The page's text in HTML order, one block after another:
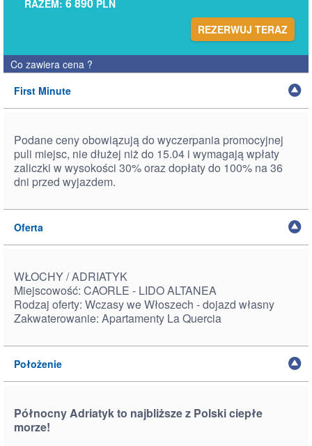
RAZEM:
PLN
REZERWUJ TERAZ
Co zawiera cena ?
First Minute
Podane ceny obowiązują do wyczerpania promocyjnej
puli miejsc, nie dłużej niż do 15.04 i wymagają wpłaty
zaliczki w wysokości 30% oraz dopłaty do 100% na 36
dni przed wyjazdem.
Oferta
WŁOCHY / ADRIATYK
Miejscowość: CAORLE - LIDO ALTANEA
Rodzaj oferty: Wczasy we Włoszech - dojazd własny
Zakwaterowanie: Apartamenty La Quercia
Położenie
Północny Adriatyk to najbliższe z Polski ciepłe
morze!